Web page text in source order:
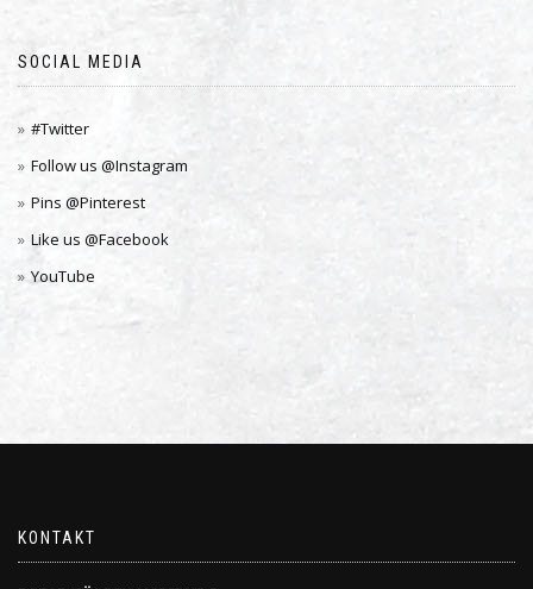
SOCIAL MEDIA
#Twitter
Follow us @Instagram
Pins @Pinterest
Like us @Facebook
YouTube
KONTAKT